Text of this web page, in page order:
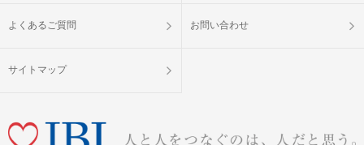
よくあるご質問 お問い合わせ
サイトマップ